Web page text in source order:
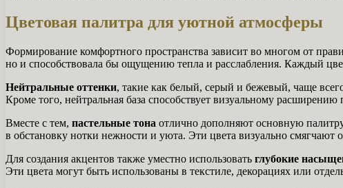
Цветовая палитра для уютной атмосферы
Формирование комфортного пространства зависит во многом от
но и способствовала бы ощущению тепла и расслабления. Каждый
Нейтральные оттенки, такие как белый, серый и бежевый, чаще
Кроме того, нейтральная база способствует визуальному
Вместе с тем, пастельные тона отлично дополняют основную
в обстановку нотки нежности и уюта. Эти цвета визуально
Для создания акцентов также уместно использовать глубокие
Эти цвета могут быть использованы в текстиле, декорациях или